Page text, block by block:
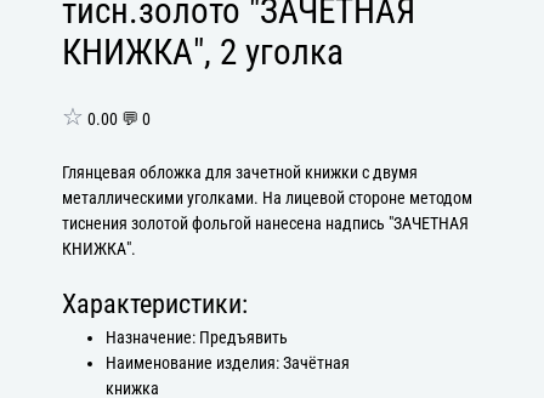
тисн.золото "ЗАЧЕТНАЯ
КНИЖКА", 2 уголка
☆ 0.00 💬 0
Глянцевая обложка для зачетной книжки с двумя
металлическими уголками. На лицевой стороне методом
тиснения золотой фольгой нанесена надпись "ЗАЧЕТНАЯ
КНИЖКА".
Характеристики:
Назначение: Предъявить
Наименование изделия: Зачётная
книжка